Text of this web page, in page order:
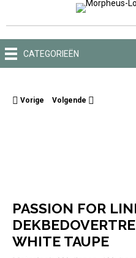
CATEGORIEËN
Vorige Volgende
PASSION FOR
WHITE TAUPE